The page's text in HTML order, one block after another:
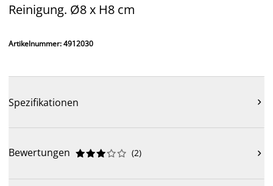
Reinigung. Ø8 x H8 cm
Artikelnummer: 4912030
Spezifikationen 
Bewertungen 




 (2) 